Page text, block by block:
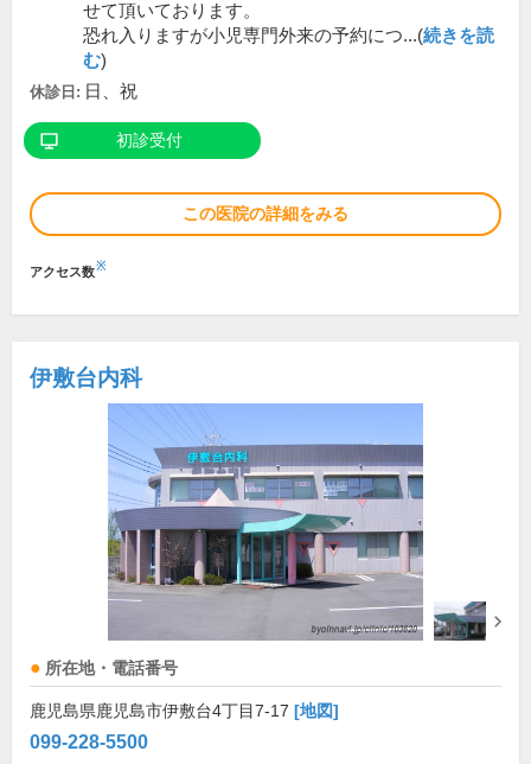
せて頂いております。
恐れ入りますが小児専門外来の予約につ...(続きを読
む)
休診日: 日、祝
初診受付
この医院の詳細をみる
アクセス数※
伊敷台内科
所在地・電話番号
鹿児島県鹿児島市伊敷台4丁目7-17 [地図]
099-228-5500